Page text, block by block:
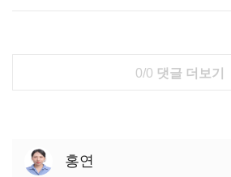
0/0 댓글 더보기
홍연